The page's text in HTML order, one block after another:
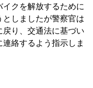
クを解放するために
しましたが警察官は
り、交通法に基づい
絡するよう指示しま